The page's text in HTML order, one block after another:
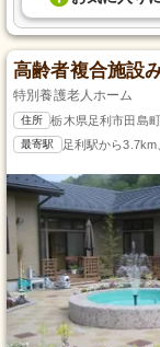
高齢者複合施設
特別養護老人ホーム
住所 栃木県足利市田島
最寄駅 足利駅から